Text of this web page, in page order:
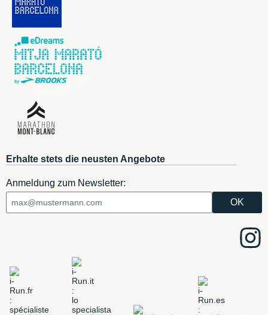
Erhalte stets die neusten Angebote
Anmeldung zum Newsletter: